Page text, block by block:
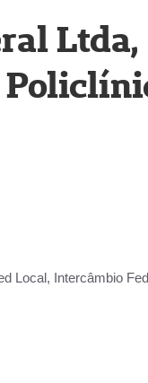
Ltda,
Local, Intercâmbio